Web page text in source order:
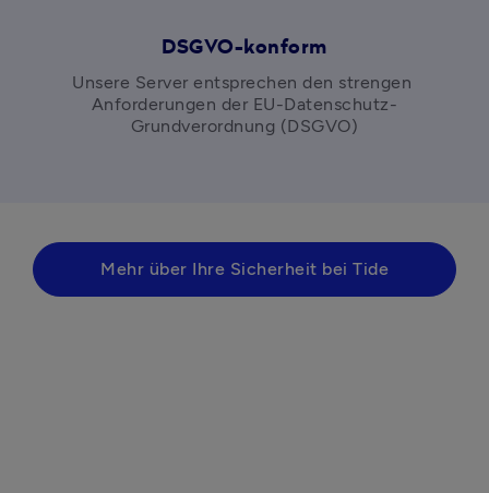
DSGVO-konform
Unsere Server entsprechen den strengen
Anforderungen der EU-Datenschutz-
Grundverordnung (DSGVO)
Mehr über Ihre Sicherheit bei Tide